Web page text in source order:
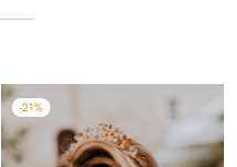
-21%